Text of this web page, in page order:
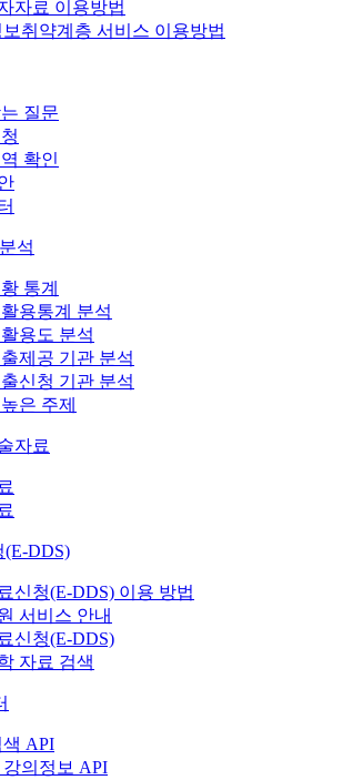
자료 이용방법
보취약계층 서비스 이용방법
질문
확인
석
통계
용통계 분석
용도 분석
제공 기관 분석
신청 기관 분석
은 주제
자료
DDS)
신청(E-DDS) 이용 방법
서비스 안내
신청(E-DDS)
자료 검색
색 API
의정보 API